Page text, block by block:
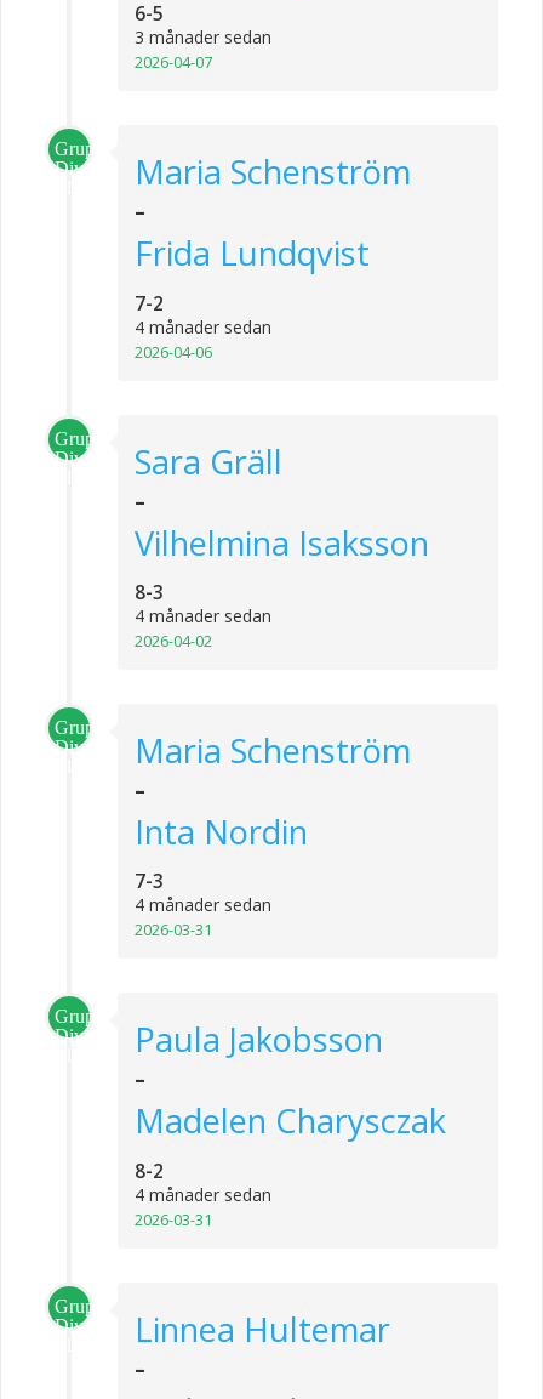
6-5
3 månader sedan
2026-04-07
Grupp
Division
Maria Schenström
-
Frida Lundqvist
7-2
4 månader sedan
2026-04-06
Grupp
Division
Sara Gräll
-
Vilhelmina Isaksson
8-3
4 månader sedan
2026-04-02
Grupp
Division
Maria Schenström
-
Inta Nordin
7-3
4 månader sedan
2026-03-31
Grupp
Division
Paula Jakobsson
-
Madelen Charysczak
8-2
4 månader sedan
2026-03-31
Grupp
Division
Linnea Hultemar
-